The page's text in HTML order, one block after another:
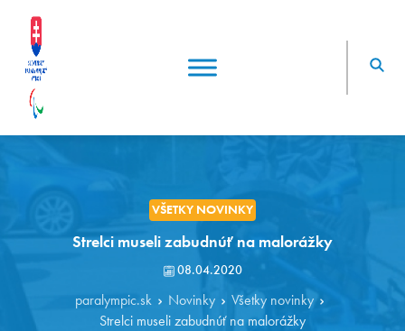
VŠETKY NOVINKY
Strelci museli zabudnúť na malorážky
08.04.2020
paralympic.sk Novinky
Všetky novinky
Strelci museli zabudnúť na malorážky